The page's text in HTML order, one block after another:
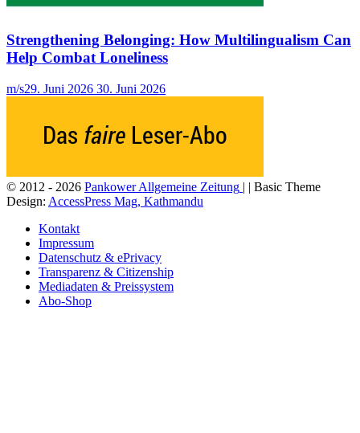
Strengthening Belonging: How Multilingualism Can
Help Combat Loneliness
m/s29. Juni 2026 30. Juni 2026
© 2012 - 2026 Pankower Allgemeine Zeitung | | Basic Theme
Design: AccessPress Mag, Kathmandu
Kontakt
Impressum
Datenschutz & ePrivacy
Transparenz & Citizenship
Mediadaten & Preissystem
Abo-Shop